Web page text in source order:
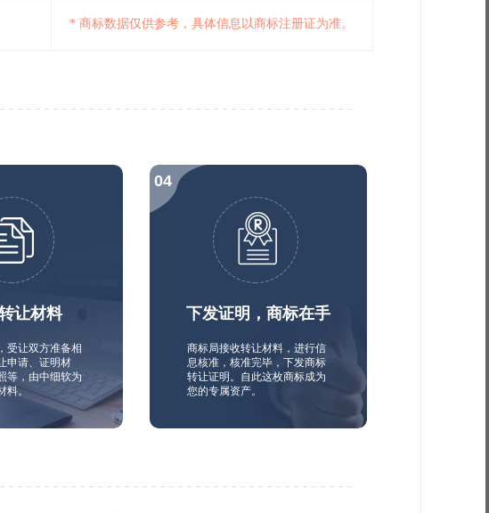
* 商标数据仅供参考，具体信息以商标注册证为准。
让材料
受让双方准备相
申请、证明材
等，由中细软为
料。
下发证明，商标在手
商标局接收转让材料，进行信
息核准，核准完毕，下发商标
转让证明。自此这枚商标成为
您的专属资产。